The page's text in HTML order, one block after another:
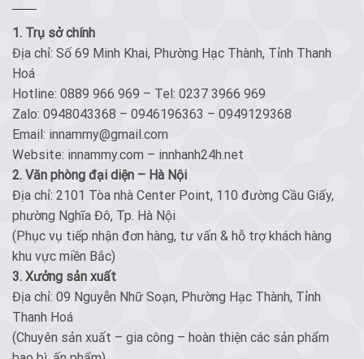
1. Trụ sở chính
Địa chỉ: Số 69 Minh Khai, Phường Hạc Thành, Tỉnh Thanh
Hoá
Hotline: 0889 966 969 – Tel: 0237 3966 969
Zalo: 0948043368 – 0946196363 – 0949129368
Email: innammy@gmail.com
Website: innammy.com – innhanh24h.net
2. Văn phòng đại diện – Hà Nội
Địa chỉ: 2101 Tòa nhà Center Point, 110 đường Cầu Giấy,
phường Nghĩa Đô, Tp. Hà Nội
(Phục vụ tiếp nhận đơn hàng, tư vấn & hỗ trợ khách hàng
khu vực miền Bắc)
3. Xưởng sản xuất
Địa chỉ: 09 Nguyễn Nhữ Soạn, Phường Hạc Thành, Tỉnh
Thanh Hoá
(Chuyên sản xuất – gia công – hoàn thiện các sản phẩm